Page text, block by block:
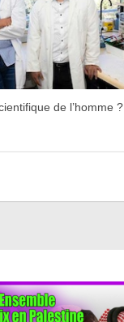
de l’homme ?